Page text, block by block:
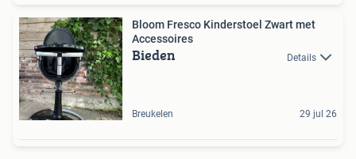
Bloom Fresco Kinderstoel Zwart met
Accessoires
Bieden Details
Breukelen 29 jul 26